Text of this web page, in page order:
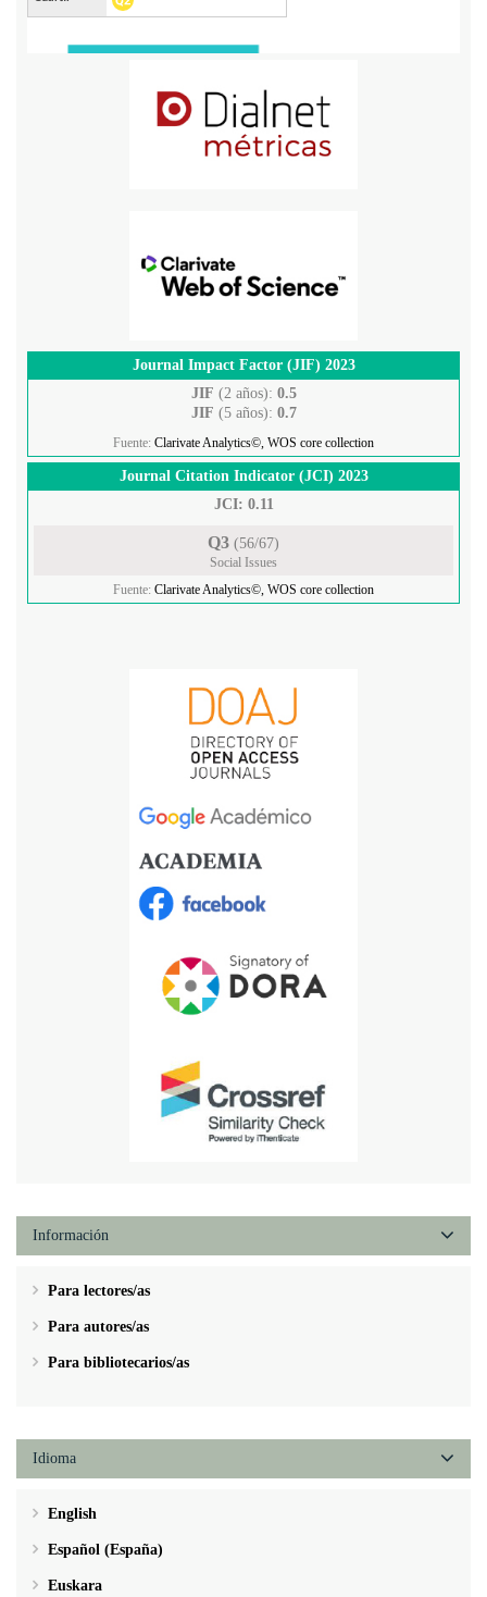
Journal Impact Factor (JIF) 2023
JIF (2 años): 0.5
JIF (5 años): 0.7
Fuente: Clarivate Analytics©, WOS core collection
Journal Citation Indicator (JCI) 2023
JCI: 0.11
Q3 (56/67)
Social Issues
Fuente: Clarivate Analytics©, WOS core collection
Información
Para lectores/as
Para autores/as
Para bibliotecarios/as
Idioma
English
Español (España)
Euskara